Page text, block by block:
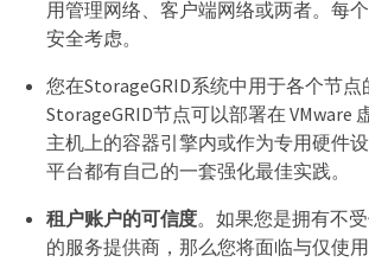
用管理网络、客户端网络或两者。每
安全考虑。
您在StorageGRID系统中用于各个节点
StorageGRID节点可以部署在 VMware
主机上的容器引擎内或作为专用硬件
平台都有自己的一套强化最佳实践。
租户账户的可信度。如果您是拥有不
的服务提供商，那么您将面临与仅使